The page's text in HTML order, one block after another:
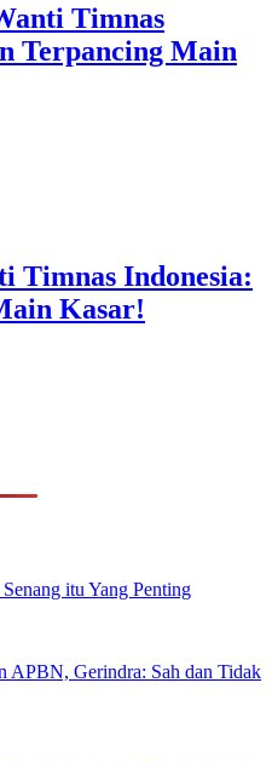
Timnas
Terpancing Main
Timnas Indonesia:
Kasar!
itu Yang Penting
APBN, Gerindra: Sah dan Tidak